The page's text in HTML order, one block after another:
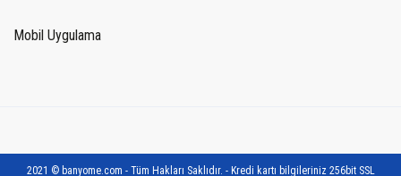
Mobil Uygulama
2021 © banyome.com - Tüm Hakları Saklıdır. - Kredi kartı bilgileriniz 256bit SSL